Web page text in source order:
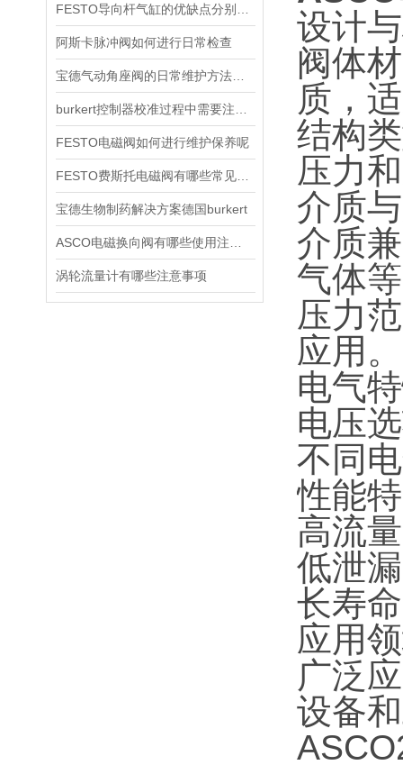
阿斯卡脉冲阀如何进行日常检查
FESTO电磁阀如何进行维护保养呢
宝德生物制药解决方案德国burkert
涡轮流量计有哪些注意事项
设计
阀体
质，
结构
压力
介质
介质
气体
压力
应用。
电气
电压
不同
性能
高流
低泄
长寿
应用
广泛
设备